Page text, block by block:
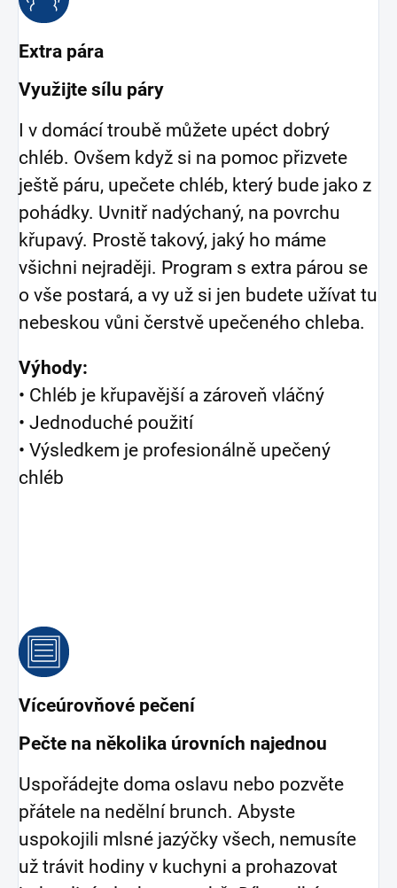
Extra pára
Využijte sílu páry
I v domácí troubě můžete upéct dobrý
chléb. Ovšem když si na pomoc přizvete
ještě páru, upečete chléb, který bude jako z
pohádky. Uvnitř nadýchaný, na povrchu
křupavý. Prostě takový, jaký ho máme
všichni nejraději. Program s extra párou se
o vše postará, a vy už si jen budete užívat tu
nebeskou vůni čerstvě upečeného chleba.
Výhody:
• Chléb je křupavější a zároveň vláčný
• Jednoduché použití
• Výsledkem je profesionálně upečený
chléb
Víceúrovňové pečení
Pečte na několika úrovních najednou
Uspořádejte doma oslavu nebo pozvěte
přátele na nedělní brunch. Abyste
uspokojili mlsné jazýčky všech, nemusíte
už trávit hodiny v kuchyni a prohazovat